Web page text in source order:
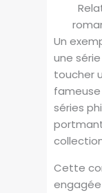
Un
une
toucher
séries
Cette